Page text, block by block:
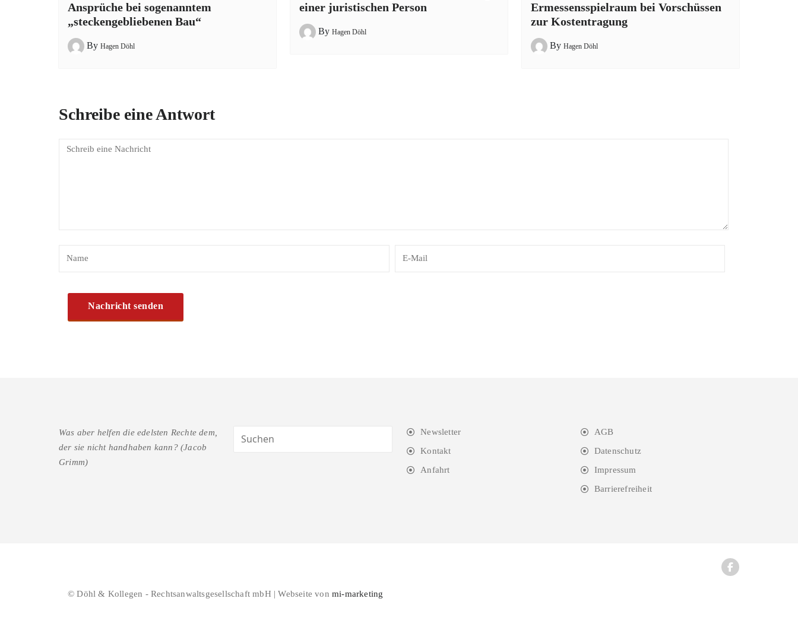
Ansprüche bei sogenanntem
„steckengebliebenen Bau“
By Hagen Döhl
einer juristischen Person
By Hagen Döhl
Ermessensspielraum bei Vorschüssen
zur Kostentragung
By Hagen Döhl
Schreibe eine Antwort
Was aber helfen die edelsten Rechte dem,
der sie nicht handhaben kann? (Jacob
Grimm)
Newsletter
Kontakt
Anfahrt
AGB
Datenschutz
Impressum
Barrierefreiheit
© Döhl & Kollegen - Rechtsanwaltsgesellschaft mbH | Webseite vonmi-marketing